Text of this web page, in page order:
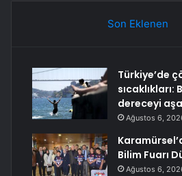
Son Eklenen
Türkiye’de
sıcaklıkları:
dereceyi
Ağustos 6,
Bilim Fuarı
Ağustos 6,